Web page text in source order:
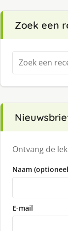
Zoek een
Zoeken
naar:
Ontvang de
Naam
E-mail